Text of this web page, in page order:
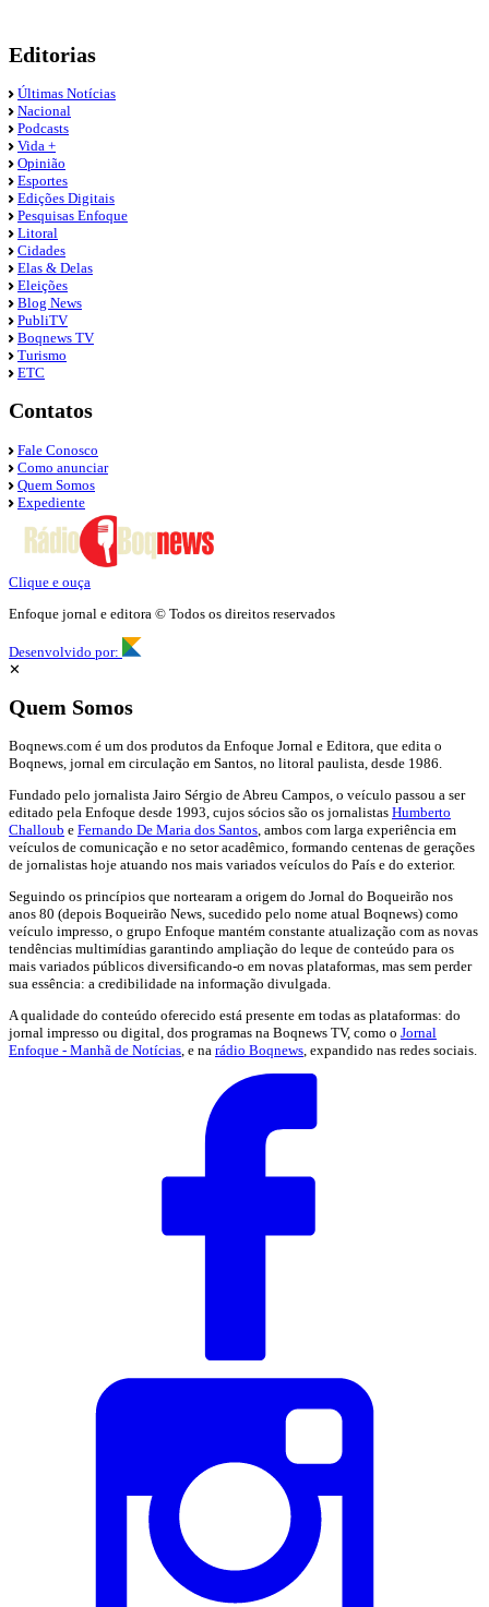
Editorias
Últimas Notícias
Nacional
Podcasts
Vida +
Opinião
Esportes
Edições Digitais
Pesquisas Enfoque
Litoral
Cidades
Elas & Delas
Eleições
Blog News
PubliTV
Boqnews TV
Turismo
ETC
Contatos
Fale Conosco
Como anunciar
Quem Somos
Expediente
Clique e ouça
Enfoque jornal e editora © Todos os direitos reservados
Desenvolvido por:
✕
Quem Somos
Boqnews.com é um dos produtos da Enfoque Jornal e Editora, que edita o
Boqnews, jornal em circulação em Santos, no litoral paulista, desde 1986.
Fundado pelo jornalista Jairo Sérgio de Abreu Campos, o veículo passou a ser
editado pela Enfoque desde 1993, cujos sócios são os jornalistas Humberto
Challoub e Fernando De Maria dos Santos , ambos com larga experiência em
veículos de comunicação e no setor acadêmico, formando centenas de gerações
de jornalistas hoje atuando nos mais variados veículos do País e do exterior.
Seguindo os princípios que nortearam a origem do Jornal do Boqueirão nos
anos 80 (depois Boqueirão News, sucedido pelo nome atual Boqnews) como
veículo impresso, o grupo Enfoque mantém constante atualização com as novas
tendências multimídias garantindo ampliação do leque de conteúdo para os
mais variados públicos diversificando-o em novas plataformas, mas sem perder
sua essência: a credibilidade na informação divulgada.
A qualidade do conteúdo oferecido está presente em todas as plataformas: do
jornal impresso ou digital, dos programas na Boqnews TV, como o Jornal
Enfoque - Manhã de Notícias , e na rádio Boqnews , expandido nas redes sociais.